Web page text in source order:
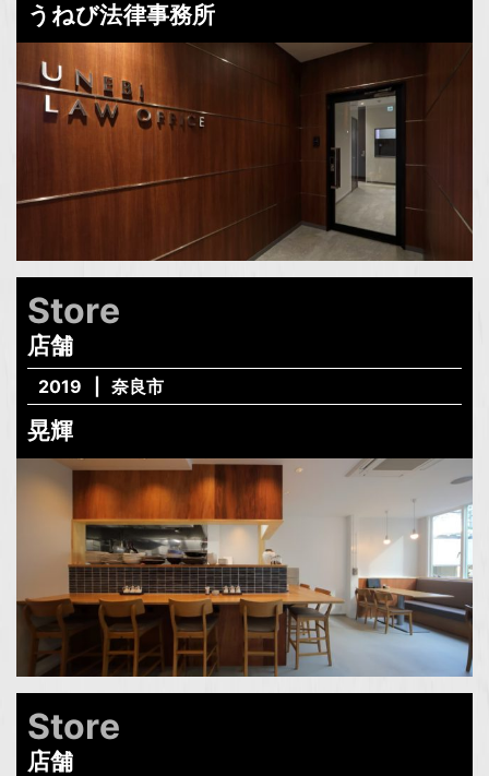
うねび法律事務所
Store
店舗
2019 奈良市
晃輝
Store
店舗